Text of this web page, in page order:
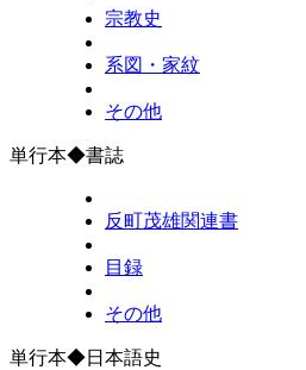
宗教史
系図・家紋
その他
単行本◆書誌
反町茂雄関連書
目録
その他
単行本◆日本語史